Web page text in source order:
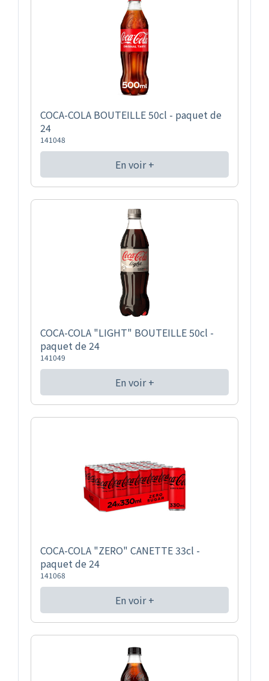
COCA-COLA BOUTEILLE 50cl - paquet de
24
141048
En voir +
COCA-COLA "LIGHT" BOUTEILLE 50cl -
paquet de 24
141049
En voir +
COCA-COLA "ZERO" CANETTE 33cl -
paquet de 24
141068
En voir +